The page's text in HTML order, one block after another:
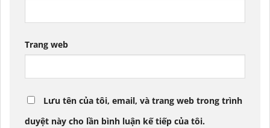
Trang web
Lưu tên của tôi, email, và trang web trong trình
duyệt này cho lần bình luận kế tiếp của tôi.